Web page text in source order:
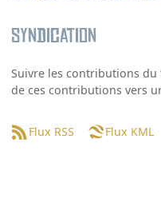
Syndication
Suivre les contributions du
de ces contributions vers
Flux RSS Flux KML